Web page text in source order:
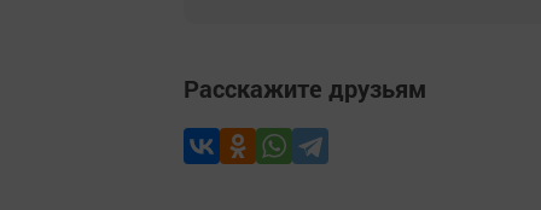
Расскажите друзьям